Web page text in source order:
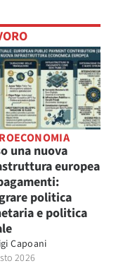
una nuova
europea
politica
e politica
Capoani
2026